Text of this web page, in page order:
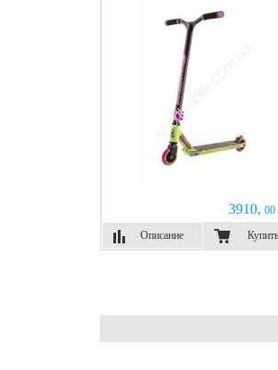
3910, 00
Описание
Купить